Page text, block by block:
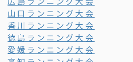
山口ランニング大会
香川ランニング大会
徳島ランニング大会
愛媛ランニング大会